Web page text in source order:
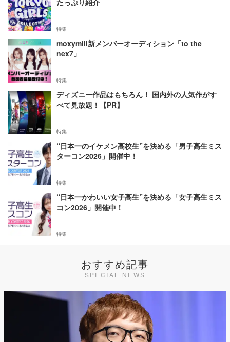
特集
moxymill新メンバーオーディション「to the
nex7」
特集
ディズニー作品はもちろん！ 国内外の人気作がす
べて見放題！【PR】
特集
“日本一のイケメン高校生”を決める「男子高生ミス
ターコン2026」開催中！
特集
“日本一かわいい女子高生”を決める「女子高生ミス
コン2026」開催中！
特集
おすすめ記事
SPECIAL NEWS